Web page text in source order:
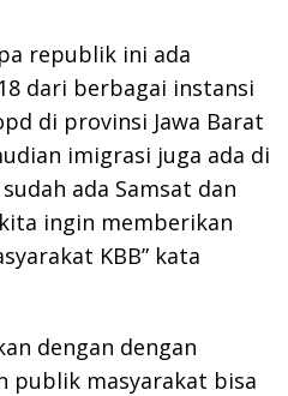
republik ini ada
dari berbagai instansi
di provinsi Jawa Barat
imigrasi juga ada di
ada Samsat dan
ingin memberikan
KBB” kata
dengan dengan
publik masyarakat bisa